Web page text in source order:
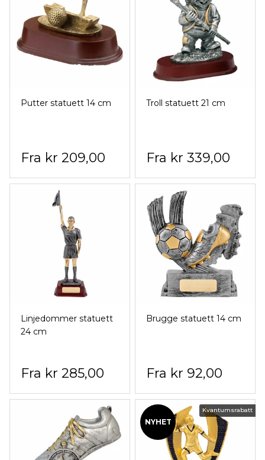
Putter statuett 14 cm
kr 209,00
Troll statuett 21 cm
kr 339,00
Linjedommer statuett
24 cm
kr 285,00
Brugge statuett 14 cm
kr 92,00
NYHET
Kvantumsrabatt